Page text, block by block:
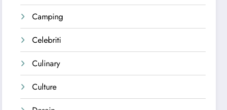
Camping
Celebriti
Culinary
Culture